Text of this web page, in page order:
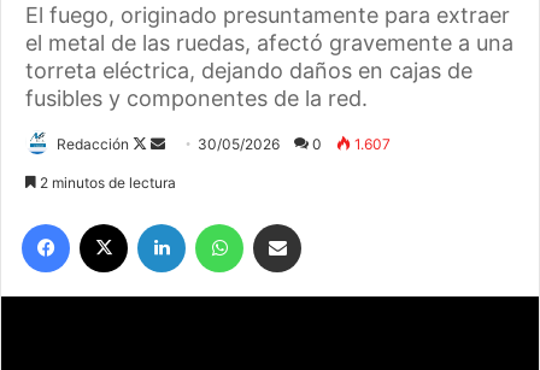
El fuego, originado presuntamente para extraer
el metal de las ruedas, afectó gravemente a una
torreta eléctrica, dejando daños en cajas de
fusibles y componentes de la red.
Redacción
F
l
o
d
a
30/05/2026 0 1.607
2 minutos de lectura